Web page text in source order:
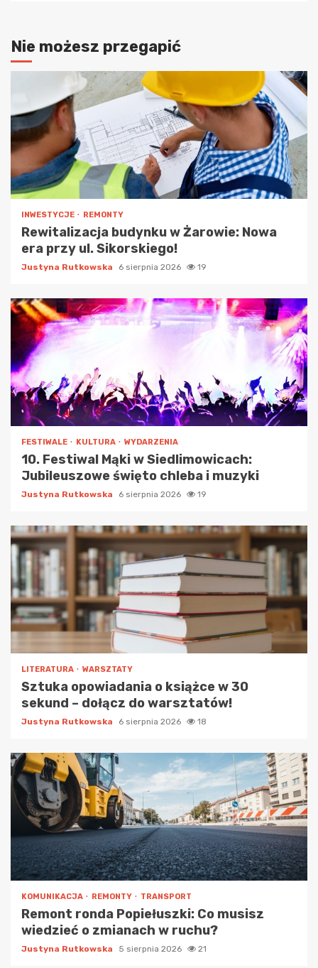
Nie możesz przegapić
INWESTYCJE REMONTY
Rewitalizacja budynku w Żarowie: Nowa
era przy ul. Sikorskiego!
Justyna Rutkowska 6 sierpnia 2026 19
FESTIWALE KULTURA WYDARZENIA
10. Festiwal Mąki w Siedlimowicach:
Jubileuszowe święto chleba i muzyki
Justyna Rutkowska 6 sierpnia 2026 19
LITERATURA WARSZTATY
Sztuka opowiadania o książce w 30
sekund – dołącz do warsztatów!
Justyna Rutkowska 6 sierpnia 2026 18
KOMUNIKACJA REMONTY TRANSPORT
Remont ronda Popiełuszki: Co musisz
wiedzieć o zmianach w ruchu?
Justyna Rutkowska 5 sierpnia 2026 21